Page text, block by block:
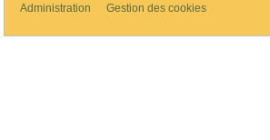
Administration Gestion des cookies